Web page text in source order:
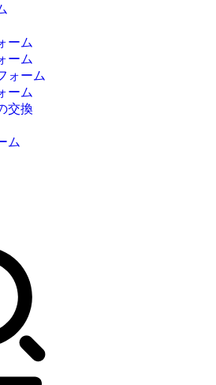
ーム
ーム
ォーム
ーム
交換
ム